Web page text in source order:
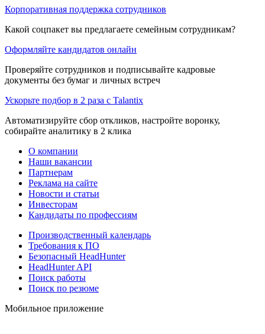
Корпоративная поддержка сотрудников
Какой соцпакет вы предлагаете семейным сотрудникам?
Оформляйте кандидатов онлайн
Проверяйте сотрудников и подписывайте кадровые
документы без бумаг и личных встреч
Ускорьте подбор в 2 раза с Talantix
Автоматизируйте сбор откликов, настройте воронку,
собирайте аналитику в 2 клика
О компании
Наши вакансии
Партнерам
Реклама на сайте
Новости и статьи
Инвесторам
Кандидаты по профессиям
Производственный календарь
Требования к ПО
Безопасный HeadHunter
HeadHunter API
Поиск работы
Поиск по резюме
Мобильное приложение